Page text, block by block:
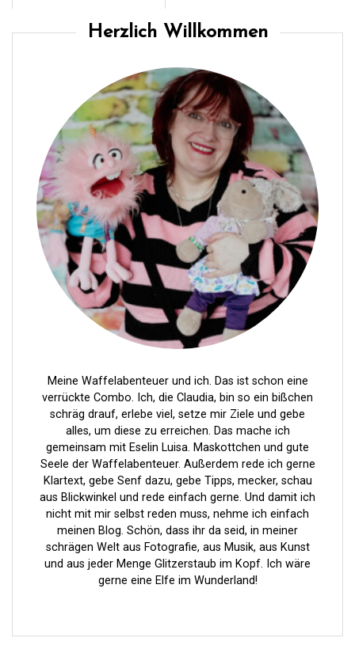
Herzlich Willkommen
Meine Waffelabenteuer und ich. Das ist schon eine
verrückte Combo. Ich, die Claudia, bin so ein bißchen
schräg drauf, erlebe viel, setze mir Ziele und gebe
alles, um diese zu erreichen. Das mache ich
gemeinsam mit Eselin Luisa. Maskottchen und gute
Seele der Waffelabenteuer. Außerdem rede ich gerne
Klartext, gebe Senf dazu, gebe Tipps, mecker, schau
aus Blickwinkel und rede einfach gerne. Und damit ich
nicht mit mir selbst reden muss, nehme ich einfach
meinen Blog. Schön, dass ihr da seid, in meiner
schrägen Welt aus Fotografie, aus Musik, aus Kunst
und aus jeder Menge Glitzerstaub im Kopf. Ich wäre
gerne eine Elfe im Wunderland!